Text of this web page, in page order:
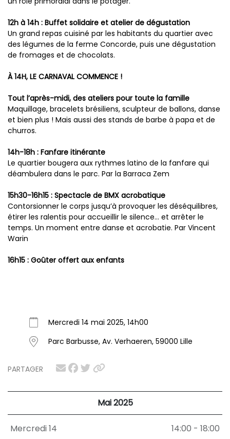
PARTAGER
Mai 2025
Mercredi 14 14:00 - 18:00
12h à 14h : Buffet solidaire et atelier de dégustation
Un grand repas cuisiné par les habitants du quartier avec
des légumes de la ferme Concorde, puis une dégustation
de fromages et de chocolats.
À 14H, LE CARNAVAL COMMENCE !
Tout l’après-midi, des ateliers pour toute la famille
Maquillage, bracelets brésiliens, sculpteur de ballons, danse
et bien plus ! Mais aussi des stands de barbe à papa et de
churros.
14h-18h : Fanfare itinérante
Le quartier bougera aux rythmes latino de la fanfare qui
déambulera dans le parc. Par la Barraca Zem
15h30-16h15 : Spectacle de BMX acrobatique
Contorsionner le corps jusqu’à provoquer les déséquilibres,
étirer les ralentis pour accueillir le silence… et arrêter le
temps. Un moment entre danse et acrobatie. Par Vincent
Warin
16h15 : Goûter offert aux enfants
Mercredi 14 mai 2025, 14h00
Parc Barbusse, Av. Verhaeren, 59000 Lille